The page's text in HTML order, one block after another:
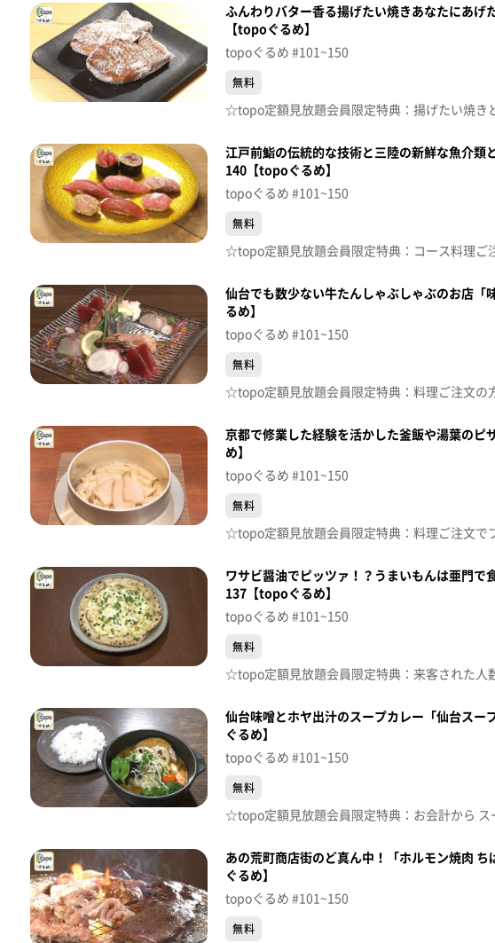
ふんわりバター香る揚げたい焼きあなたにあげ
【topoぐるめ】
topoぐるめ #101~150
無料
江戸前鮨の伝統的な技術と三陸の新鮮な魚介
140【topoぐるめ】
topoぐるめ #101~150
無料
仙台でも数少ない牛たんしゃぶしゃぶのお店
るめ】
topoぐるめ #101~150
無料
京都で修業した経験を活かした釜飯や湯葉の
め】
topoぐるめ #101~150
無料
ワサビ醤油でピッツァ！？うまいもんは亜門で
137【topoぐるめ】
topoぐるめ #101~150
無料
仙台味噌とホヤ出汁のスープカレー「仙台ス
ぐるめ】
topoぐるめ #101~150
無料
あの荒町商店街のど真ん中！「ホルモン焼肉
ぐるめ】
topoぐるめ #101~150
無料